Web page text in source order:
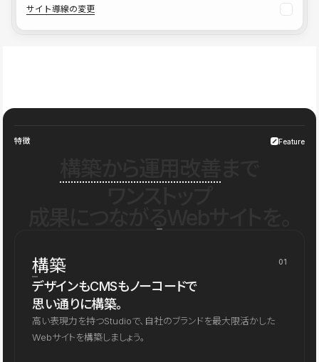
サイト導線の変更
特徴 Feature
構築 01
デザインもCMSもノーコードで
思い通りに構築。
高い表現力を持つStudioで、自社のブランドを最大限活かした
Webサイトを構築しましょう。